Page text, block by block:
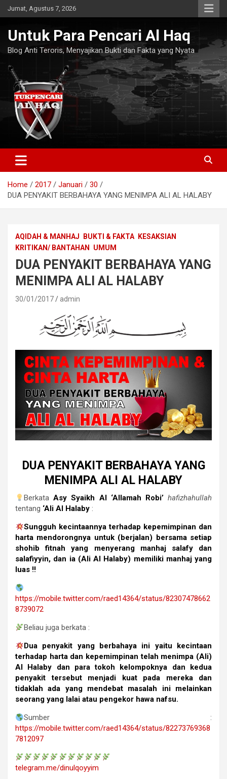
Skip
to
Jumat, Agustus 7, 2026
Untuk Para Pencari Al Haq
Blog Anti Teroris, Menyajikan Bukti dan Fakta yang Nyata
Home 2017 Januari
30
DUA PENYAKIT BERBAHAYA YANG MENIMPA ALI AL HALABY
AQIDAH & MANHAJ BUKTI & FAKTA
KESAKSIAN
KRITIKAN/ BANTAHAN
UMUM
DUA PENYAKIT BERBAHAYA YANG
MENIMPA ALI AL HALABY
30/01/2017 admin
DUA PENYAKIT BERBAHAYA YANG
MENIMPA ALI AL HALABY
BerkataAsy Syaikh Al ‘Allamah Robi’ hafizhahullah
tentang ‘Ali Al Halaby :
Sungguh kecintaannya terhadap kepemimpinan dan
harta mendorongnya untuk (berjalan) bersama setiap
shohib fitnah yang menyerang manhaj salafy dan
salafiyyin, dan ia (Ali Al Halaby) memiliki manhaj yang
luas !!
https://mobile.twitter.com/raed14364/status/82307478662
8739072
Beliau juga berkata :
Dua penyakit yang berbahaya ini yaitu kecintaan
terhadap harta dan kepemimpinan telah menimpa (Ali)
Al Halaby dan para tokoh kelompoknya dan kedua
penyakit tersebut menjadi kuat pada mereka dan
tidaklah ada yang mendebat masalah ini melainkan
seorang yang lalai atau pengekor hawa nafsu.
Sumber :
https://mobile.twitter.com/raed14364/status/82273769368
7812097
telegram.me/dinulqoyyim